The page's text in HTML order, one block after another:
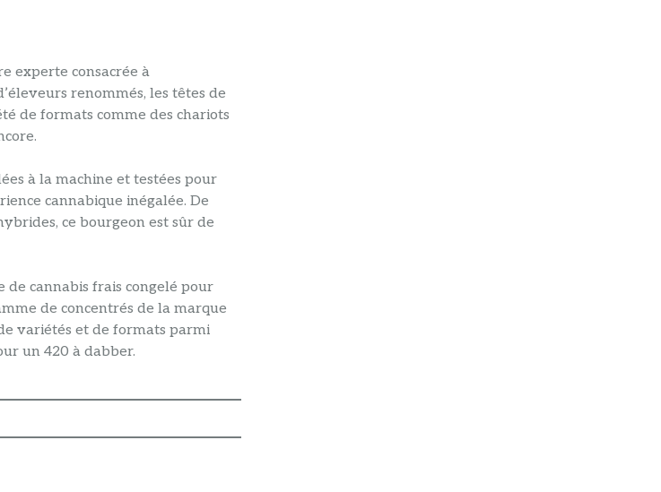
experte consacrée à
renommés, les têtes de
de formats comme des chariots
à la machine et testées pour
cannabique inégalée. De
ce bourgeon est sûr de
de cannabis frais congelé pour
de concentrés de la marque
variétés et de formats parmi
un 420 à dabber.